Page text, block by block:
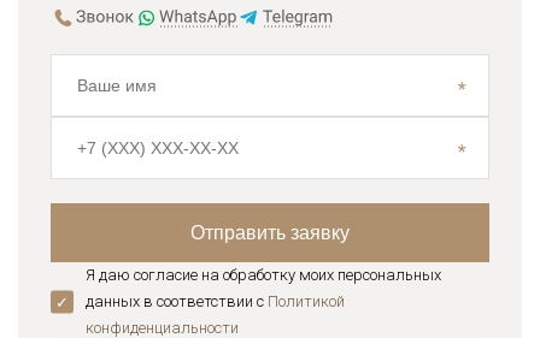
Я даю согласие на обработку моих персональных
данных в соответствии с Политикой
конфиденциальноcти